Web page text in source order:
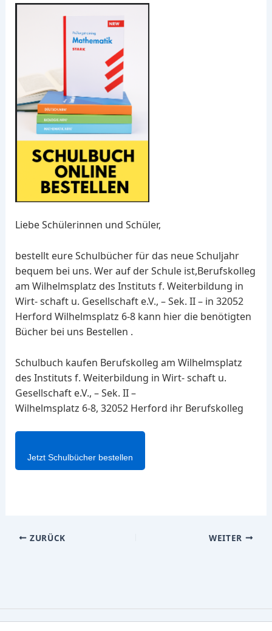
Liebe Schülerinnen und Schüler,
bestellt eure Schulbücher für das neue Schuljahr
bequem bei uns. Wer auf der Schule ist,Berufskolleg
am Wilhelmsplatz des Instituts f. Weiterbildung in
Wirt- schaft u. Gesellschaft e.V., – Sek. II – in 32052
Herford Wilhelmsplatz 6-8 kann hier die benötigten
Bücher bei uns Bestellen .
Schulbuch kaufen Berufskolleg am Wilhelmsplatz
des Instituts f. Weiterbildung in Wirt- schaft u.
Gesellschaft e.V., – Sek. II –
Wilhelmsplatz 6-8, 32052 Herford ihr Berufskolleg
Jetzt Schulbücher bestellen
ZURÜCK WEITER